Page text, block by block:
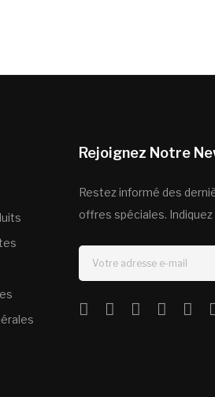
Rejoignez Notre
Restez informé des
offres spéciales.